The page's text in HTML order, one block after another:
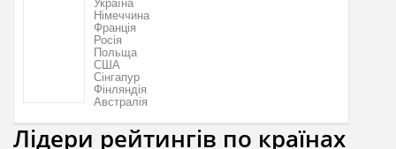
Україна
Німеччина
Франція
Росія
Польща
США
Сінгапур
Фінляндія
Австралія
Лідери рейтингів по країнах